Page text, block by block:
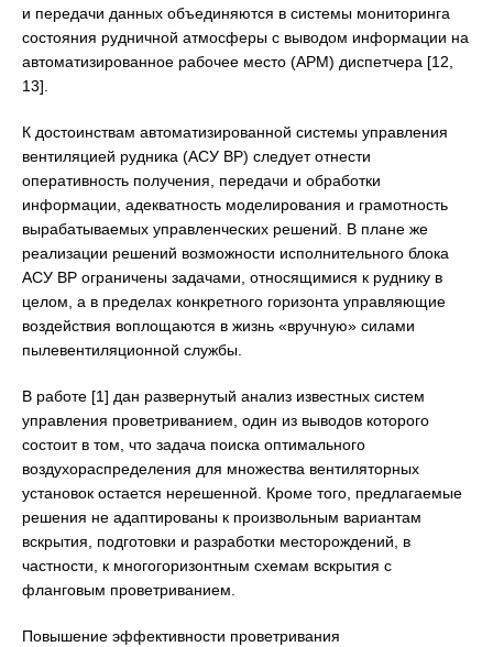
и передачи данных объединяются в системы мониторинга
состояния рудничной атмосферы с выводом информации на
автоматизированное рабочее место (АРМ) диспетчера [12,
13].
К достоинствам автоматизированной системы управления
вентиляцией рудника (АСУ ВР) следует отнести
оперативность получения, передачи и обработки
информации, адекватность моделирования и грамотность
вырабатываемых управленческих решений. В плане же
реализации решений возможности исполнительного блока
АСУ ВР ограничены задачами, относящимися к руднику в
целом, а в пределах конкретного горизонта управляющие
воздействия воплощаются в жизнь «вручную» силами
пылевентиляционной службы.
В работе [1] дан развернутый анализ известных систем
управления проветриванием, один из выводов которого
состоит в том, что задача поиска оптимального
воздухораспределения для множества вентиляторных
установок остается нерешенной. Кроме того, предлагаемые
решения не адаптированы к произвольным вариантам
вскрытия, подготовки и разработки месторождений, в
частности, к многогоризонтным схемам вскрытия с
фланговым проветриванием.
Повышение эффективности проветривания